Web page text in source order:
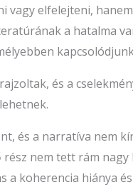
elfelejteni,
a hatalma
és a
és a narratíva nem
rész nem tett rám
koherencia hiánya